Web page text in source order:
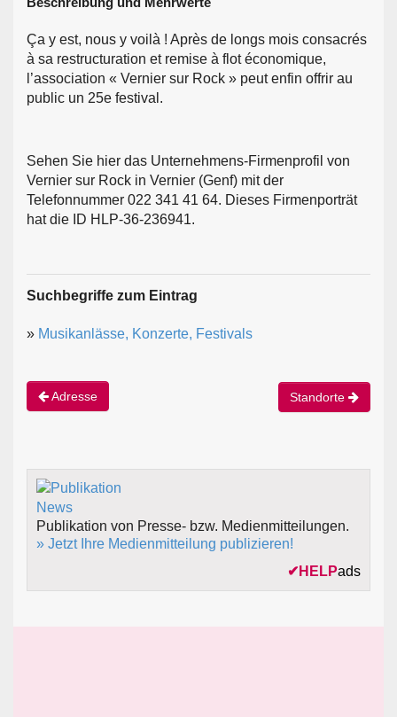
Ça y est, nous y voilà ! Après de longs mois consacrés
à sa restructuration et remise à flot économique,
l’association « Vernier sur Rock » peut enfin offrir au
public un 25e festival.
Sehen Sie hier das Unternehmens-Firmenprofil von
Vernier sur Rock in Vernier (Genf) mit der
Telefonnummer 022 341 41 64. Dieses Firmenporträt
hat die ID HLP-36-236941.
Suchbegriffe zum Eintrag
» Musikanlässe, Konzerte, Festivals
Adresse Standorte
Publikation von Presse- bzw. Medienmitteilungen.
» Jetzt Ihre Medienmitteilung publizieren!
✔ HELPads